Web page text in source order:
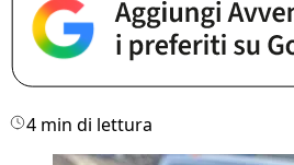
4 min di lettura